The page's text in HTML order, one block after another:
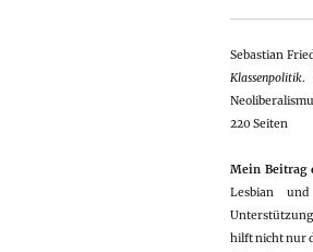
Sebastian
Klassenpolitik.
220 Seiten
Mein Beitrag
Lesbian
hilft nicht nur